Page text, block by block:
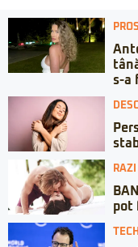
s-a
pot